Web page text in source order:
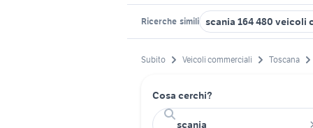
Ricerche simili scania 164 480 veicoli
Subito Veicoli commerciali Toscana
Cosa cerchi?